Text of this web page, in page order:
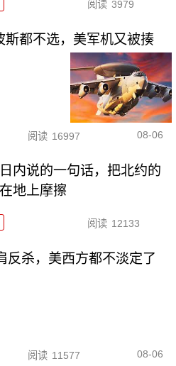
阅读 3979
斯都不选，美军机又被揍
阅读 16997 08-06
内说的一句话，把北约的
地上摩擦
阅读 12133
反杀，美西方都不淡定了
阅读 11577 08-06